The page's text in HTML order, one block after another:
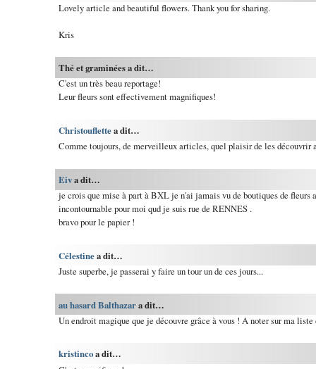
Lovely article and beautiful flowers. Thank you for sharing.
Kris
Thé et graminées a dit…
C'est un très beau reportage!
Leur fleurs sont effectivement magnifiques!
Christouflettea dit…
Comme toujours, de merveilleux articles, quel plaisir de les découvrir
Eiva dit…
je crois que mise à part à BXL je n'ai jamais vu de boutiques de fleurs
incontournable pour moi qud je suis rue de RENNES .
bravo pour le papier !
Célestinea dit…
Juste superbe, je passerai y faire un tour un de ces jours...
au hasard Balthazara dit…
Un endroit magique que je découvre grâce à vous ! A noter sur ma
kristincoa dit…